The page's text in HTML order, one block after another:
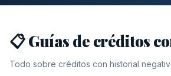
📋 Guías de créditos
Todo sobre créditos con historial